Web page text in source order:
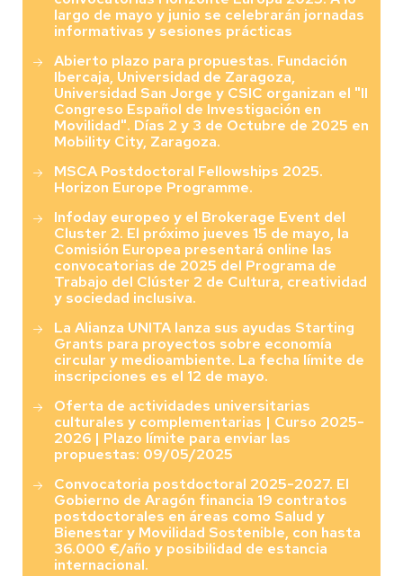
largo de mayo y junio se celebrarán jornadas
informativas y sesiones prácticas
Abierto plazo para propuestas. Fundación
Ibercaja, Universidad de Zaragoza,
Universidad San Jorge y CSIC organizan el "II
Congreso Español de Investigación en
Movilidad". Días 2 y 3 de Octubre de 2025 en
Mobility City, Zaragoza.
MSCA Postdoctoral Fellowships 2025.
Horizon Europe Programme.
Infoday europeo y el Brokerage Event del
Cluster 2. El próximo jueves 15 de mayo, la
Comisión Europea presentará online las
convocatorias de 2025 del Programa de
Trabajo del Clúster 2 de Cultura, creatividad
y sociedad inclusiva.
La Alianza UNITA lanza sus ayudas Starting
Grants para proyectos sobre economía
circular y medioambiente. La fecha límite de
inscripciones es el 12 de mayo.
Oferta de actividades universitarias
culturales y complementarias | Curso 2025-
2026 | Plazo límite para enviar las
propuestas: 09/05/2025
Convocatoria postdoctoral 2025-2027. El
Gobierno de Aragón financia 19 contratos
postdoctorales en áreas como Salud y
Bienestar y Movilidad Sostenible, con hasta
36.000 €/año y posibilidad de estancia
internacional.